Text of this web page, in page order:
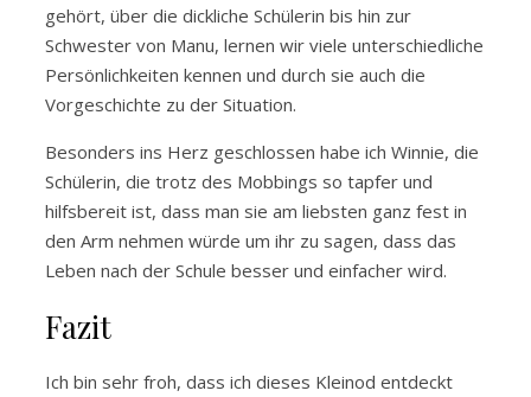
gehört, über die dickliche Schülerin bis hin zur
Schwester von Manu, lernen wir viele unterschiedliche
Persönlichkeiten kennen und durch sie auch die
Vorgeschichte zu der Situation.
Besonders ins Herz geschlossen habe ich Winnie, die
Schülerin, die trotz des Mobbings so tapfer und
hilfsbereit ist, dass man sie am liebsten ganz fest in
den Arm nehmen würde um ihr zu sagen, dass das
Leben nach der Schule besser und einfacher wird.
Fazit
Ich bin sehr froh, dass ich dieses Kleinod entdeckt